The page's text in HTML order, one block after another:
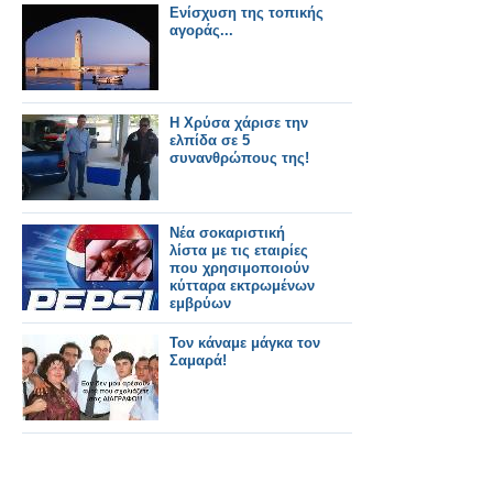
Ενίσχυση της τοπικής
αγοράς...
Η Χρύσα χάρισε την
ελπίδα σε 5
συνανθρώπους της!
Νέα σοκαριστική
λίστα με τις εταιρίες
που χρησιμοποιούν
κύτταρα εκτρωμένων
εμβρύων
Τον κάναμε μάγκα τον
Σαμαρά!